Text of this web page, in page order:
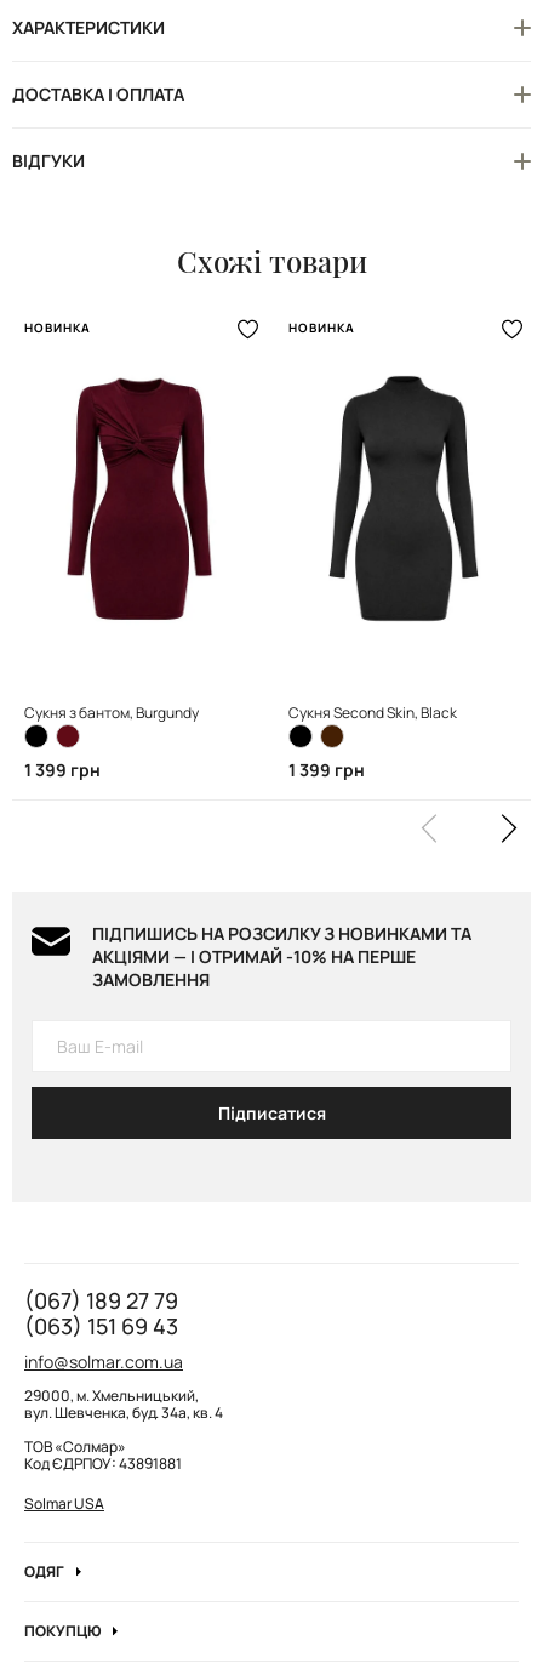
ХАРАКТЕРИСТИКИ
ДОСТАВКА І ОПЛАТА
ВІДГУКИ
Схожі товари
НОВИНКА
Сукня з бантом, Burgundy
1 399 грн
НОВИНКА
Сукня Second Skin, Black
1 399 грн
ПІДПИШИСЬ НА РОЗСИЛКУ З НОВИНКАМИ ТА
АКЦІЯМИ — І ОТРИМАЙ -10% НА ПЕРШЕ
ЗАМОВЛЕННЯ
Підписатися
(067) 189 27 79
(063) 151 69 43
info@solmar.com.ua
29000, м. Хмельницький,
вул. Шевченка, буд. 34а, кв. 4
ТОВ «Солмар»
Код ЄДРПОУ: 43891881
Solmar USA
ОДЯГ
Кофти та джемпера
ПОКУПЦЮ